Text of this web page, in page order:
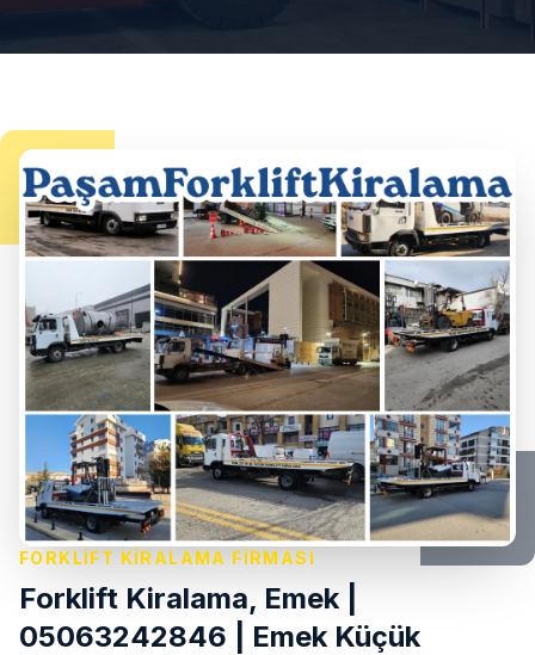
FORKLIFT KIRALAMA FIRMASI
Forklift Kiralama, Emek |
05063242846 | Emek Küçük